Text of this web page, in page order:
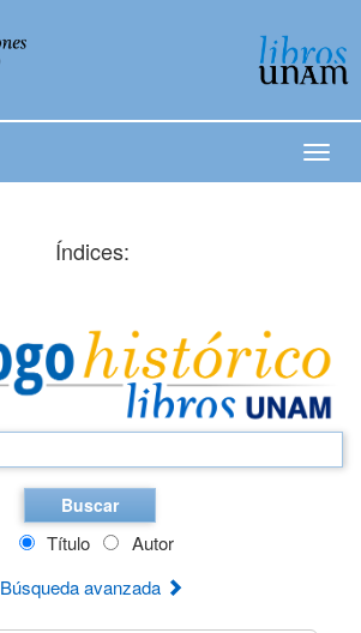
Índices:
Buscar
Título
Autor
Búsqueda avanzada